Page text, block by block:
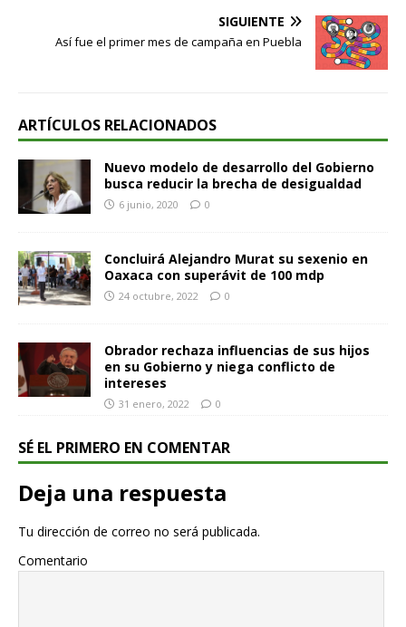
SIGUIENTE
Así fue el primer mes de campaña en Puebla
ARTÍCULOS RELACIONADOS
Nuevo modelo de desarrollo del Gobierno
busca reducir la brecha de desigualdad
6 junio, 2020 0
Concluirá Alejandro Murat su sexenio en
Oaxaca con superávit de 100 mdp
24 octubre, 2022 0
Obrador rechaza influencias de sus hijos
en su Gobierno y niega conflicto de
intereses
31 enero, 2022 0
SÉ EL PRIMERO EN COMENTAR
Deja una respuesta
Tu dirección de correo no será publicada.
Comentario